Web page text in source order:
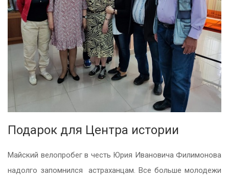
Подарок для Центра истории
Майский велопробег в честь Юрия Ивановича Филимонова
надолго запомнился астраханцам. Все больше молодежи